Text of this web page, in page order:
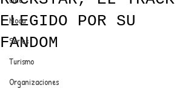
ANUNCIATE CON NOSOTROS
CON EDDY MARTINEZ
Moda
Series
Turismo
Organizaciones
ELEGIDO POR SU
FANDOM